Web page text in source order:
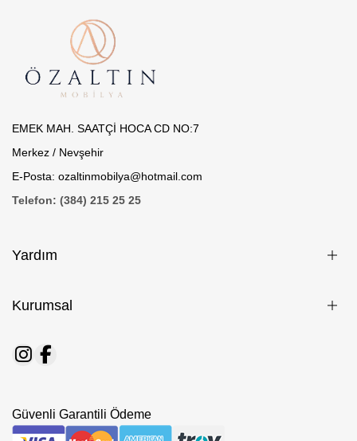
EMEK MAH. SAATÇİ HOCA CD NO:7
Merkez / Nevşehir
E-Posta: ozaltinmobilya@hotmail.com
Telefon: (384) 215 25 25
Yardım
Kurumsal
Güvenli Garantili Ödeme